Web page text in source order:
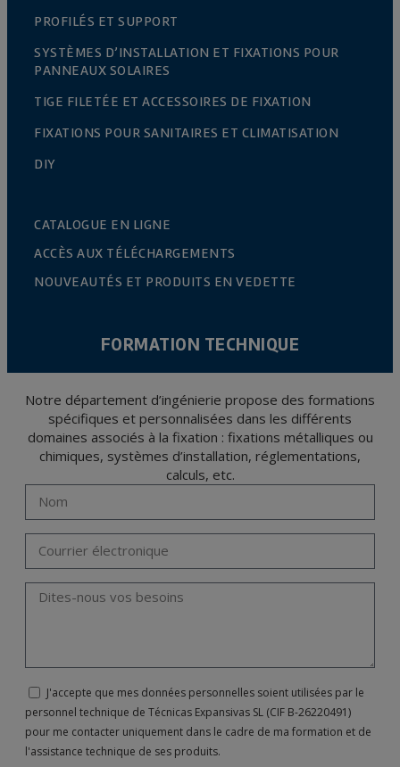
PROFILÉS ET SUPPORT
SYSTÈMES D’INSTALLATION ET FIXATIONS POUR
PANNEAUX SOLAIRES
TIGE FILETÉE ET ACCESSOIRES DE FIXATION
FIXATIONS POUR SANITAIRES ET CLIMATISATION
DIY
CATALOGUE EN LIGNE
ACCÈS AUX TÉLÉCHARGEMENTS
NOUVEAUTÉS ET PRODUITS EN VEDETTE
FORMATION TECHNIQUE
Notre département d’ingénierie propose des formations
spécifiques et personnalisées dans les différents
domaines associés à la fixation : fixations métalliques ou
chimiques, systèmes d’installation, réglementations,
calculs, etc.
J'accepte que mes données personnelles soient utilisées par le
personnel technique de Técnicas Expansivas SL (CIF B-26220491)
pour me contacter uniquement dans le cadre de ma formation et de
l'assistance technique de ses produits.